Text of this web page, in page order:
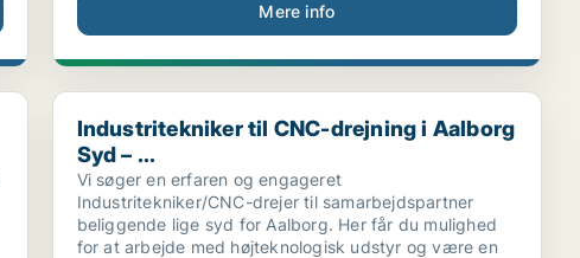
Mere info
Industritekniker til CNC-drejning i Aalborg Syd – ...
Industritekniker til CNC-drejning i Aalborg
Syd – ...
Vi søger en erfaren og engageret
Industritekniker/CNC-drejer til samarbejdspartner
beliggende lige syd for Aalborg. Her får du mulighed
for at arbejde med højteknologisk udstyr og være en